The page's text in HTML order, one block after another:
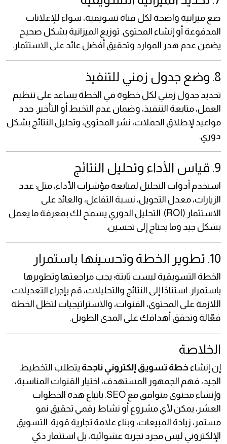
ضع ميزانية واضحة لكل قناة تسويقية، سواء للإعلانات
المدفوعة أو إنشاء المحتوى. توزيع الميزانية بشكل صحيح
يضمن عدم هدر الموارد وتحقيق أفضل عائد على الاستثمار.
8. وضع جدول زمني للتنفيذ
تحديد جدول زمني لكل خطوة في الخطة يساعد على تنظيم
العمل، متابعة التنفيذ، وضمان عدم التخبط أو التأخير. حدد
مواعيد لإطلاق الحملات، نشر المحتوى، وتحليل النتائج بشكل
دوري.
9. قياس الأداء وتحليل النتائج
استخدم أدوات التحليل لمتابعة مؤشرات الأداء، مثل: عدد
الزيارات، معدل التحويل، نسبة التفاعل، والعائد على
الاستثمار (ROI). التحليل الدوري يسمح لك بمعرفة ما يعمل
بشكل جيد وما يحتاج إلى تحسين.
10. تطوير الخطة وتحسينها باستمرار
الخطة التسويقية ليست ثابتة؛ يجب مراجعتها وتطويرها
باستمرار. استنادًا إلى النتائج والتحليلات، قم بإجراء التعديلات
اللازمة على المحتوى، القنوات، والاستراتيجيات لتظل الخطة
فعّالة وتحقق أهدافك على المدى الطويل.
الخلاصة
إن إنشاء خطة تسويق إلكتروني ناجحة يتطلب التخطيط
الجيد، فهم الجمهور المستهدف، اختيار القنوات المناسبة،
وإنشاء محتوى متوافق مع SEO. باتباع هذه الخطوات
العشر، يمكن لأي مشروع أو نشاط رقمي تحقيق نمو
مستمر، زيادة المبيعات، وبناء علامة تجارية قوية. التسويق
الإلكتروني ليس مجرد تجربة عشوائية، بل استثمار ذكي